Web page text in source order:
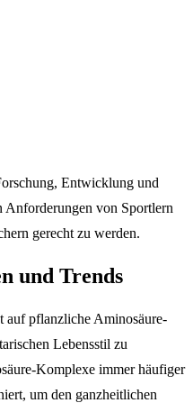
Entwicklung und
Anforderungen von Sportlern
gerecht zu werden.
und Trends
auf pflanzliche Aminosäure-
Lebensstil zu
Komplexe immer häufiger
um den ganzheitlichen